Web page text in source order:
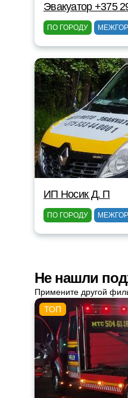
Эвакуатор +375
ПО ГОРОДУ
ИП Носик Д. П
ПО ГОРОДУ
Не нашли
Примените другой